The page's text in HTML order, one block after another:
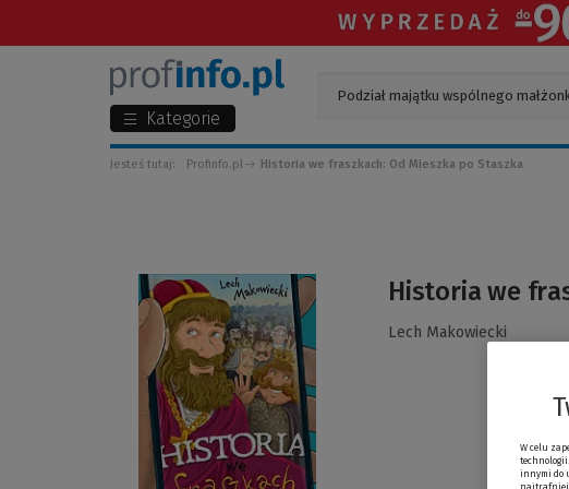
Kategorie
Jesteś tutaj: Profinfo.pl Historia we fraszkach: Od Mieszka po Staszka
Historia we
Lech Makowiecki
W celu
innymi do